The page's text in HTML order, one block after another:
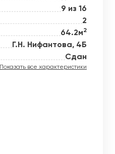
9 из 16
2
64.2м2
Г.Н. Нифантова, 4Б
Сдан
Показать все характеристики